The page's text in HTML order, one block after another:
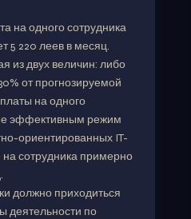
на одного сотрудника
5 220 леев в месяц.
из двух величин: либо
от прогнозируемой
на одного
эффективным режим
ориентированных IT-
сотрудника примерно
должно приходиться
деятельности по